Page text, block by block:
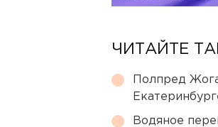
ЧИТАЙТЕ
Полпред
Водяное